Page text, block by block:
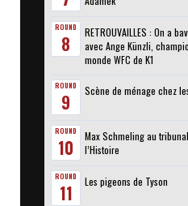
ROUND
8
RETROUVAILLES : On a
avec Ange Künzli,
monde WFC de K1
ROUND
9 Scène de ménage chez
ROUND
10
Max Schmeling au
l’Histoire
ROUND
11 Les pigeons de Tyson